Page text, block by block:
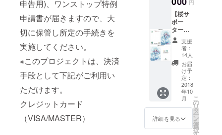
申告用)、ワンストップ特例
申請書が届きますので、大
切に保管し所定の手続きを
実施してください。
※このプロジェクトは、決済
手段として下記がご利用い
ただけます。
クレジットカード
（VISA/MASTER）
優先参
加（希
望者の
み、先
着８０
（※））
・寄
附受領
証明書
【１５
０年記
念植樹
会】
日時：
之助」
絵はが
き（１
セット
３枚）
・特
製「北
海道１
５０年
雪ミク
＆えこ
之助」
クリア
ファイ
ル（１
円
【桜サ
ポー
ター】
・お
礼状
・
ホーム
ページ
に氏名
掲載
（希望
者の
み）
・特
製「北
海道１
支援
者：
14人
お届
け予
定：
2018
年10
月
詳細を見る
こ
の
リ
タ
ー
ン
を
選
択